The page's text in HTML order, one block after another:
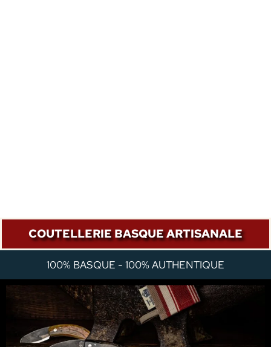
COUTELLERIE BASQUE ARTISANALE
100% BASQUE - 100% AUTHENTIQUE